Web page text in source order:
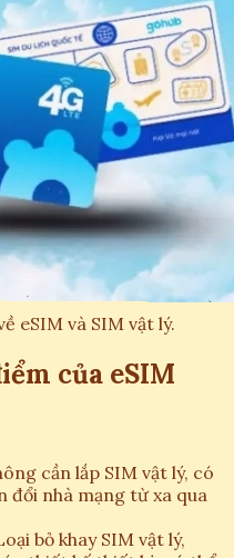
eSIM và SIM vật lý.
của eSIM
cần lắp SIM vật lý, có
đổi nhà mạng từ xa qua
bỏ khay SIM vật lý,